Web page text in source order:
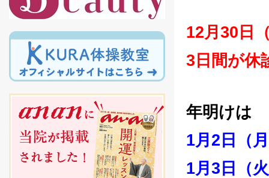
12月30日
3日間が休
年明けは
1月2日（
1月3日（